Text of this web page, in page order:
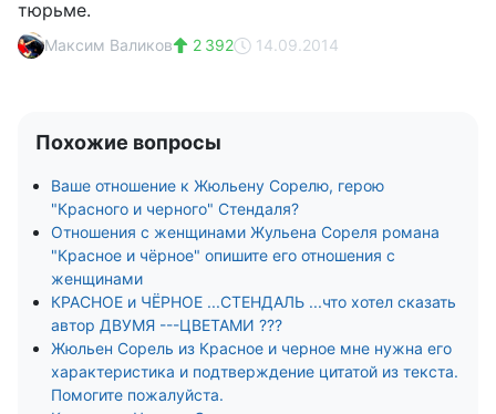
тюрьме.
Максим Валиков 2 392 14.09.2014
Похожие вопросы
Ваше отношение к Жюльену Сорелю, герою
"Красного и черного" Стендаля?
Отношения с женщинами Жульена Сореля романа
"Красное и чёрное" опишите его отношения с
женщинами
КРАСНОЕ и ЧЁРНОЕ ...СТЕНДАЛЬ ...что хотел сказать
автор ДВУМЯ ---ЦВЕТАМИ ???
Жюльен Сорель из Красное и черное мне нужна его
характеристика и подтверждение цитатой из текста.
Помогите пожалуйста.